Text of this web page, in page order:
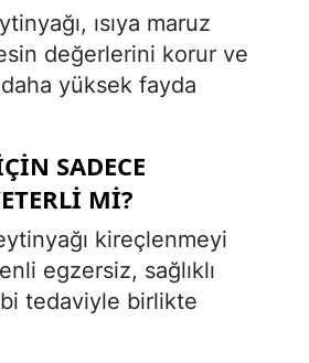
ısıya maruz
değerlerini korur ve
daha yüksek fayda
SADECE
MI?
kireçlenmeyi
egzersiz, sağlıklı
tedaviyle birlikte